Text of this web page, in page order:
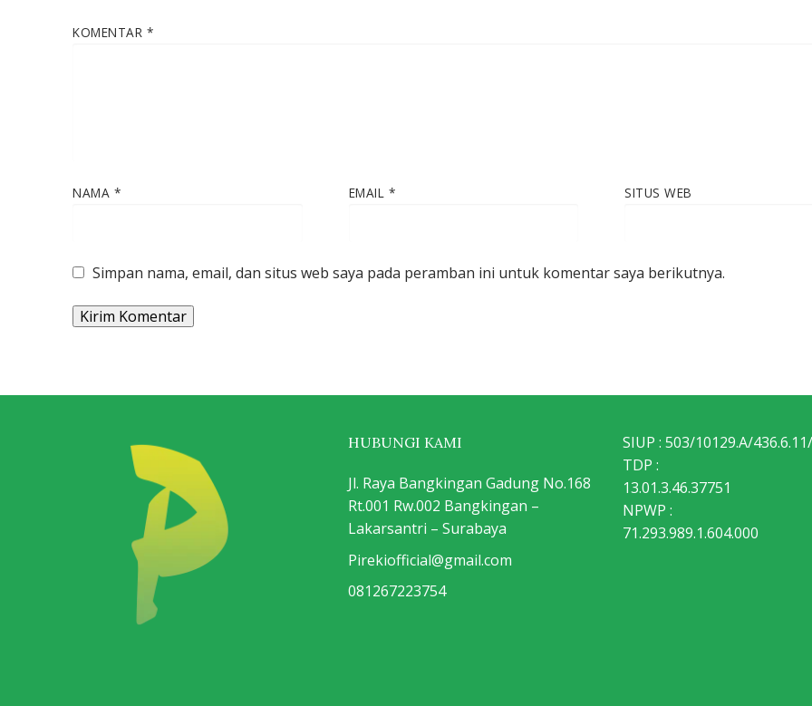
KOMENTAR *
NAMA * EMAIL * SITUS WEB
Simpan nama, email, dan situs web saya pada peramban ini untuk komentar saya berikutnya.
HUBUNGI KAMI
Jl. Raya Bangkingan Gadung No.168
Rt.001 Rw.002 Bangkingan –
Lakarsantri – Surabaya
Pirekiofficial@gmail.com
081267223754
SIUP : 503/10129.A/
TDP :
13.01.3.46.37751
NPWP :
71.293.989.1.604.000